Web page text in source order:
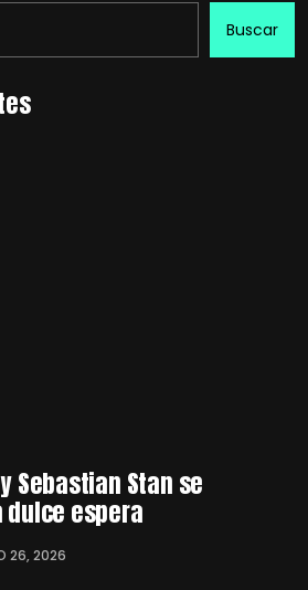
Buscar
Sebastian Stan se
espera
26, 2026